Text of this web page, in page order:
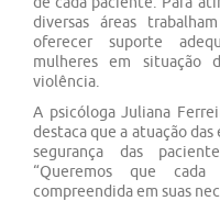
diversas áreas
oferecer suporte
mulheres em situação
violência.
A psicóloga Juliana
destaca que a atuação
segurança das
“Queremos que
compreendida em suas